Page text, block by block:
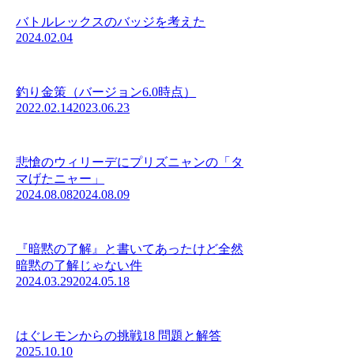
バトルレックスのバッジを考えた
2024.02.04
釣り金策（バージョン6.0時点）
2022.02.142023.06.23
悲愴のウィリーデにプリズニャンの「タ
マげたニャー」
2024.08.082024.08.09
『暗黙の了解』と書いてあったけど全然
暗黙の了解じゃない件
2024.03.292024.05.18
はぐレモンからの挑戦18 問題と解答
2025.10.10